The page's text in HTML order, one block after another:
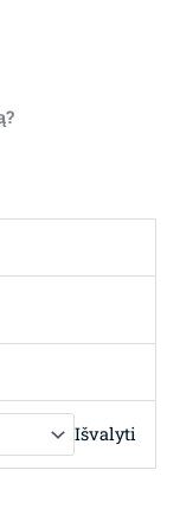
Išvalyti